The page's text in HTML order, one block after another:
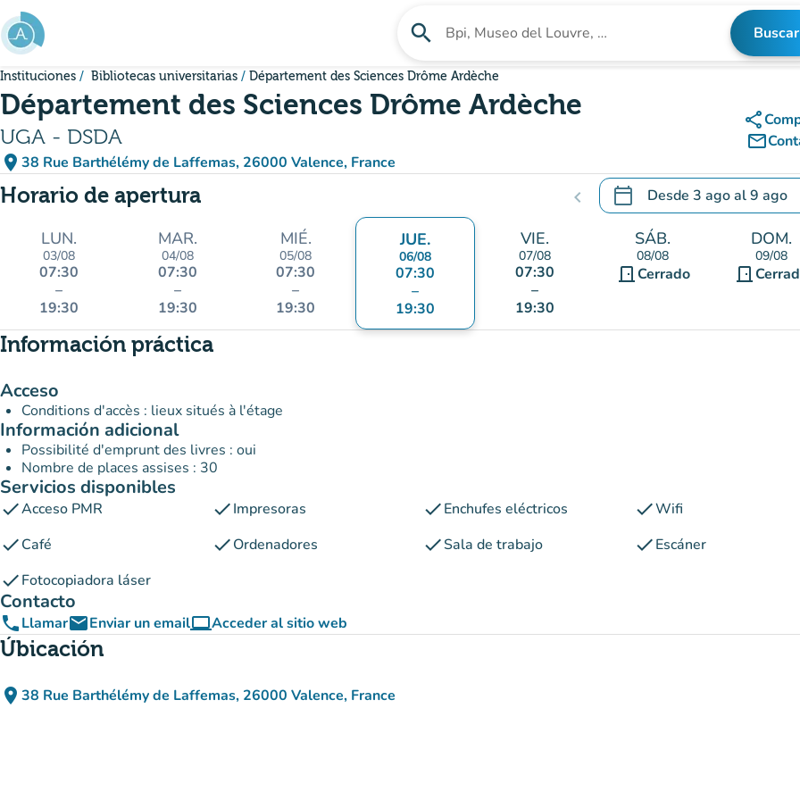
Ir al contenido principal
search Buscar un establecimiento Buscar
Instituciones Bibliotecas universitarias Département des Sciences Drôme Ardèche
Département des Sciences Drôme Ardèche
UGA - DSDA
place 38 Rue Barthélémy de Laffemas, 26000 Valence, France
(abrir en Google Maps)
(nueva pestaña)
share
mail_outline
Horario de apertura chevron_left calendar_today Desde 3 agoal9 ago
.Abra el calendario para
LUN.
03/08
07:30
–
19:30
MAR.
04/08
07:30
–
19:30
MIÉ.
05/08
07:30
–
19:30
JUE.
06/08
07:30
–
19:30
VIE.
07/08
07:30
–
19:30
SÁB.
08/08
door_front Cerrado
DOM.
09/08
door_front
Información práctica
Acceso
Conditions d'accès : lieux situés à l'étage
Información adicional
Possibilité d'emprunt des livres : oui
Nombre de places assises : 30
Servicios disponibles
checkAcceso PMR checkImpresoras checkEnchufes eléctricos checkWifi
checkCafé checkOrdenadores checkSala de trabajo checkEscáner
checkFotocopiadora láser
Contacto
phoneLlamaremailEnviar un emailcomputerAcceder al sitio web
(nueva pestaña)
Úbicación
place 38 Rue Barthélémy de Laffemas, 26000 Valence, France
(abrir en Google Maps)
(nueva pestaña)